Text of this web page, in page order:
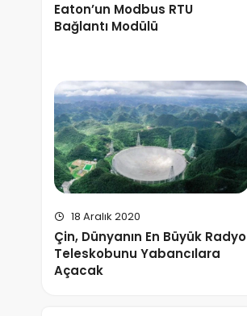
Eaton’un Modbus RTU
Bağlantı Modülü
18 Aralık 2020
Çin, Dünyanın En Büyük Radyo
Teleskobunu Yabancılara
Açacak